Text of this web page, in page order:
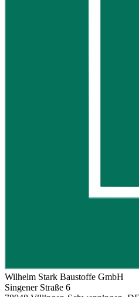
Wilhelm Stark Baustoffe GmbH
Singener Straße 6